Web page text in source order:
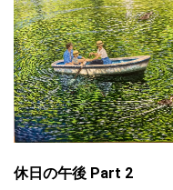
休日の午後 Part 2